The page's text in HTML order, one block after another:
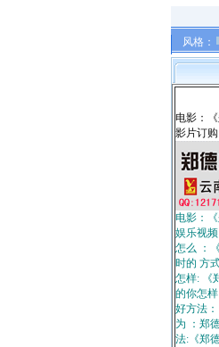
风格：
电影：
影片订购
电影：
娱乐视
怎么 ：
时的 方
怎样: 《
的你怎
好方法
为 ：郑
法:《郑